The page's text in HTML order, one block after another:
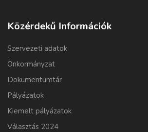
Közérdekű Információk
Szervezeti adatok
Önkormányzat
Dokumentumtár
Pályázatok
Kiemelt pályázatok
Választás 2024